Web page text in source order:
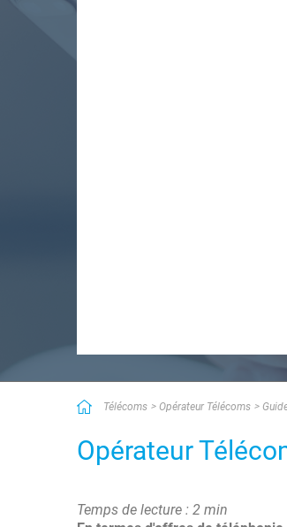
Télécoms Opérateur Télécoms
Opérateur
Temps de lecture : 2 min